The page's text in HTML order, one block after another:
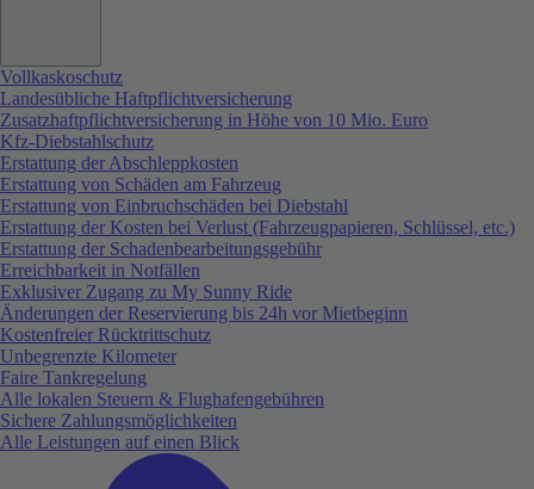
Vollkaskoschutz
Landesübliche Haftpflichtversicherung
Zusatzhaftpflichtversicherung in Höhe von 10 Mio. Euro
Kfz-Diebstahlschutz
Erstattung der Abschleppkosten
Erstattung von Schäden am Fahrzeug
Erstattung von Einbruchschäden bei Diebstahl
Erstattung der Kosten bei Verlust (Fahrzeugpapieren, Schlüssel, etc.)
Erstattung der Schadenbearbeitungsgebühr
Erreichbarkeit in Notfällen
Exklusiver Zugang zu My Sunny Ride
Änderungen der Reservierung bis 24h vor Mietbeginn
Kostenfreier Rücktrittschutz
Unbegrenzte Kilometer
Faire Tankregelung
Alle lokalen Steuern & Flughafengebühren
Sichere Zahlungsmöglichkeiten
Alle Leistungen auf einen Blick